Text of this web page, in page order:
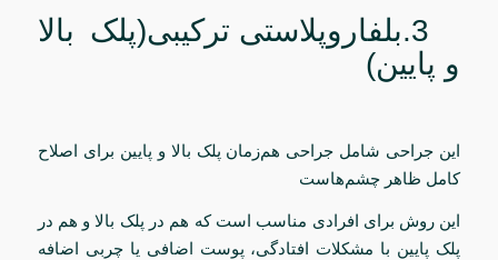
3.بلفاروپلاستی ترکیبی(پلک بالا
و پایین)
این جراحی شامل جراحی هم‌زمان پلک بالا و پایین برای اصلاح
کامل ظاهر چشم‌هاست
این روش برای افرادی مناسب است که هم در پلک بالا و هم در
پلک پایین با مشکلات افتادگی، پوست اضافی یا چربی اضافه